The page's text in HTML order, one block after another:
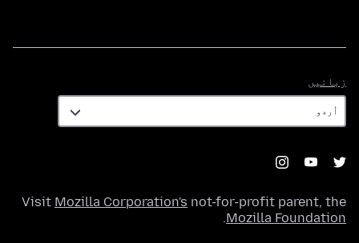
زبانیں
Visit Mozilla Corporation's not-for-profit parent, the
Mozilla Foundation
.